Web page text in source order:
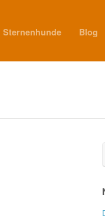
Sternenhunde Blog